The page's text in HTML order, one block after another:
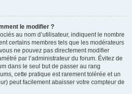
le modifier ?
au nom d’utilisateur, indiquent le nombre
certains membres tels que les modérateurs
ne pouvez pas directement modifier
par l’administrateur du forum. Évitez de
dans le seul but de passer au rang
cette pratique est rarement tolérée et un
peut facilement abaisser votre compteur de